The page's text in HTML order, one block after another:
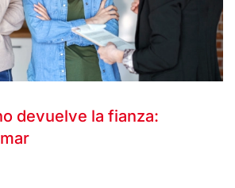
devuelve la fianza: